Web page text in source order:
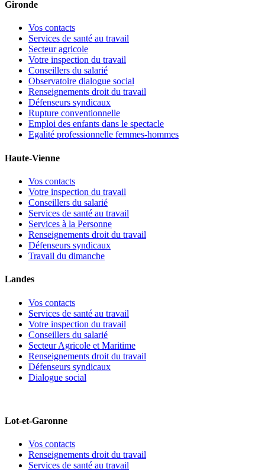
Gironde
Vos contacts
Services de santé au travail
Secteur agricole
Votre inspection du travail
Conseillers du salarié
Observatoire dialogue social
Renseignements droit du travail
Défenseurs syndicaux
Rupture conventionnelle
Emploi des enfants dans le spectacle
Egalité professionnelle femmes-hommes
Haute-Vienne
Vos contacts
Votre inspection du travail
Conseillers du salarié
Services de santé au travail
Services à la Personne
Renseignements droit du travail
Défenseurs syndicaux
Travail du dimanche
Landes
Vos contacts
Services de santé au travail
Votre inspection du travail
Conseillers du salarié
Secteur Agricole et Maritime
Renseignements droit du travail
Défenseurs syndicaux
Dialogue social
Lot-et-Garonne
Vos contacts
Renseignements droit du travail
Services de santé au travail